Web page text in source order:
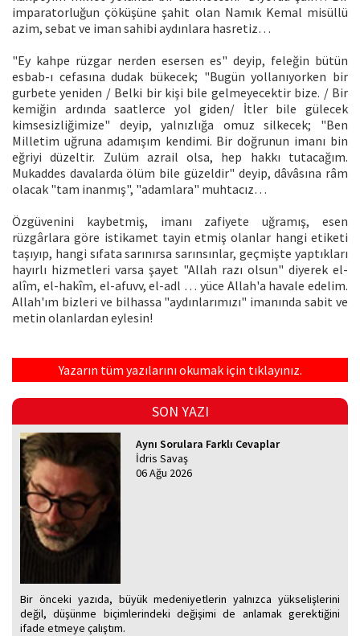
imparatorluğun çöküşüne şahit olan Namık Kemal misüllü
azim, sebat ve iman sahibi aydınlara hasretiz…
"Ey kahpe rüzgar nerden esersen es" deyip, feleğin bütün
esbab-ı cefasına dudak bükecek; "Bugün yollanıyorken bir
gurbete yeniden / Belki bir kişi bile gelmeyecektir bize. / Bir
kemiğin ardında saatlerce yol giden/ İtler bile gülecek
kimsesizliğimize" deyip, yalnızlığa omuz silkecek; "Ben
Milletim uğruna adamışım kendimi. Bir doğrunun imanı bin
eğriyi düzeltir. Zulüm azrail olsa, hep hakkı tutacağım.
Mukaddes davalarda ölüm bile güzeldir" deyip, dâvâsına râm
olacak "tam inanmış", "adamlara" muhtacız…
Özgüvenini kaybetmiş, imanı zafiyete uğramış, esen
rüzgârlara göre istikamet tayin etmiş olanlar hangi etiketi
taşıyıp, hangi sıfata sarınırsa sarınsınlar, geçmişte yaptıkları
hayırlı hizmetleri varsa şayet "Allah razı olsun" diyerek el-
alîm, el-hakîm, el-afuvv, el-adl … yüce Allah'a havale edelim.
Allah'ım bizleri ve bilhassa "aydınlarımızı" imanında sabit ve
metin olanlardan eylesin!
Yazarın tüm yazılarını okumak için tıklayınız.
SON YAZI
Aynı Sorulara Farklı Cevaplar
İdris Savaş
06 Ağu 2026
Bir önceki yazıda, büyük medeniyetlerin yalnızca yükselişlerini
değil, düşünme biçimlerindeki değişimi de anlamak gerektiğini
ifade etmeye çalıştım.